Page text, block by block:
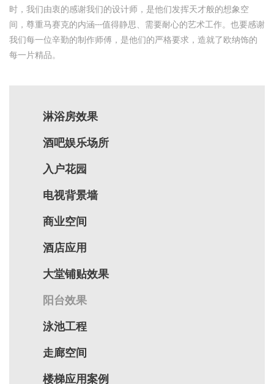
时，我们由衷的感谢我们的设计师，是他们发挥天才般的想象空
间，尊重马赛克的内涵---值得静思、需要耐心的艺术工作。也要感谢
我们每一位辛勤的制作师傅，是他们的严格要求，造就了欧纳饰的
每一片精品。
淋浴房效果
酒吧娱乐场所
入户花园
电视背景墙
商业空间
酒店应用
大堂铺贴效果
阳台效果
泳池工程
走廊空间
楼梯应用案例